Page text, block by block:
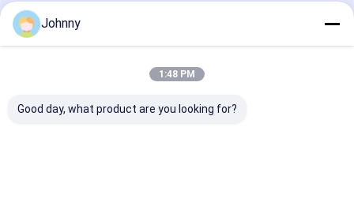
추천된 제품
Johnny
1:48 PM
Good day, what product are you looking for?